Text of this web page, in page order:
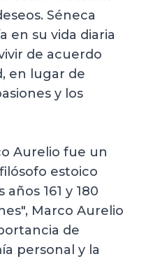
Séneca
en su vida diaria
de acuerdo
en lugar de
y los
Aurelio fue un
estoico
161 y 180
Marco Aurelio
de
personal y la